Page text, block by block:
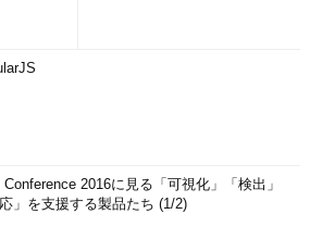
Conference 2016に見る「可視化」「検出」
応」を支援する製品たち (1/2)